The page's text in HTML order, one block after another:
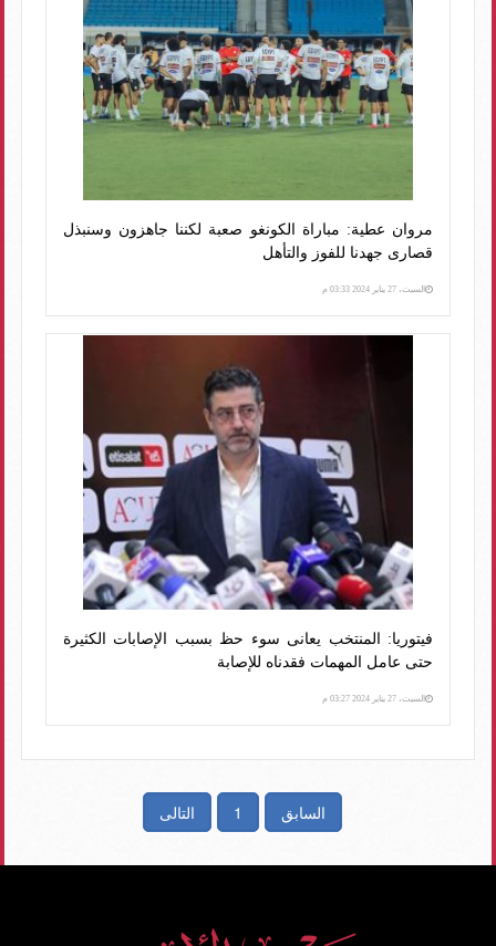
مروان عطية: مباراة الكونغو صعبة لكننا جاهزون وسنبذل
قصارى جهدنا للفوز والتأهل
السبت، 27 يناير 2024 03:33 م
فيتوريا: المنتخب يعانى سوء حظ بسبب الإصابات الكثيرة
حتى عامل المهمات فقدناه للإصابة
السبت، 27 يناير 2024 03:27 م
السابق 1 التالى